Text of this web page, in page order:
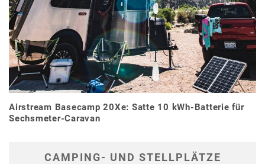
Airstream Basecamp 20Xe: Satte 10 kWh-Batterie für
Sechsmeter-Caravan
CAMPING- UND STELLPLÄTZE